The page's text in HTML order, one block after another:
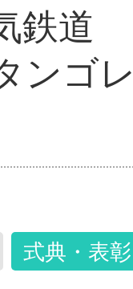
鉄道
ゴ
式典・表彰